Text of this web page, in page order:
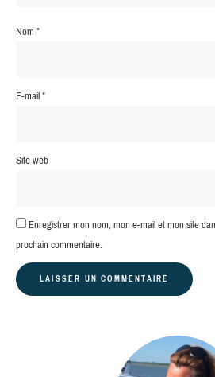
Nom*
E-mail*
Site web
Enregistrer mon nom, mon e-mail et mon site
prochain commentaire.